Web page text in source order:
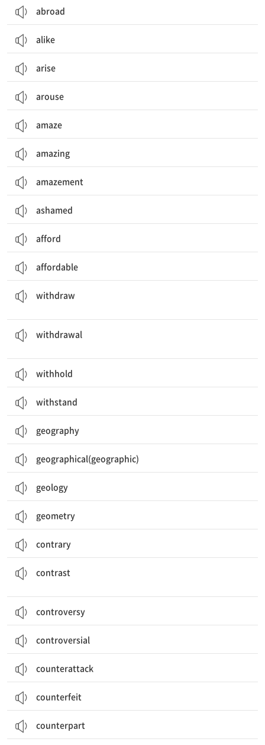
abroad
alike
arise
arouse
amaze
amazing
amazement
ashamed
afford
affordable
withdraw
withdrawal
withhold
withstand
geography
geographical(geographic)
geology
geometry
contrary
contrast
controversy
controversial
counterattack
counterfeit
counterpart